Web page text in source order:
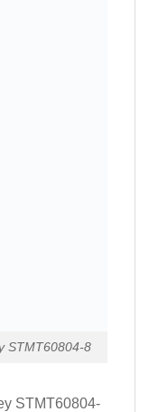
STMT60804-8
STMT60804-